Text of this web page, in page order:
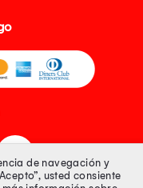
de navegación y
usted consiente